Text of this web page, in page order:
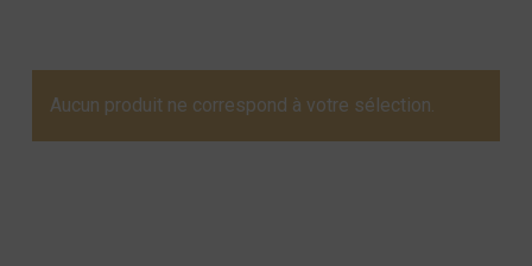
Aucun produit ne correspond à votre sélection.